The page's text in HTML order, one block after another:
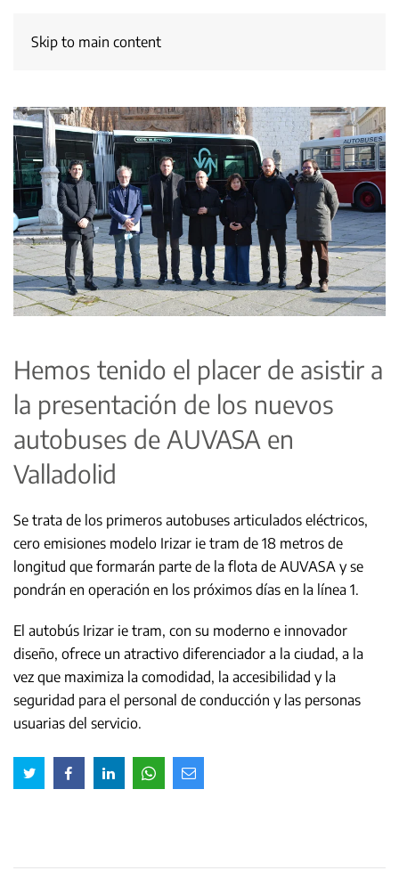
Skip to main content
Hemos tenido el placer de asistir a
la presentación de los nuevos
autobuses de AUVASA en
Valladolid
Se trata de los primeros autobuses articulados eléctricos,
cero emisiones modelo Irizar ie tram de 18 metros de
longitud que formarán parte de la flota de AUVASA y se
pondrán en operación en los próximos días en la línea 1.
El autobús Irizar ie tram, con su moderno e innovador
diseño, ofrece un atractivo diferenciador a la ciudad, a la
vez que maximiza la comodidad, la accesibilidad y la
seguridad para el personal de conducción y las personas
usuarias del servicio.